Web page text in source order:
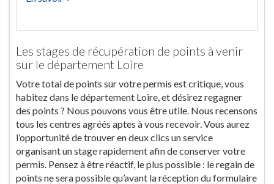
Les stages de récupération de points à venir
sur le département Loire
Votre total de points sur votre permis est critique, vous
habitez dans le département Loire, et désirez regagner
des points ? Nous pouvons vous être utile. Nous recensons
tous les centres agréés aptes à vous recevoir. Vous aurez
l’opportunité de trouver en deux clics un service
organisant un stage rapidement afin de conserver votre
permis. Pensez à être réactif, le plus possible : le regain de
points ne sera possible qu’avant la réception du formulaire